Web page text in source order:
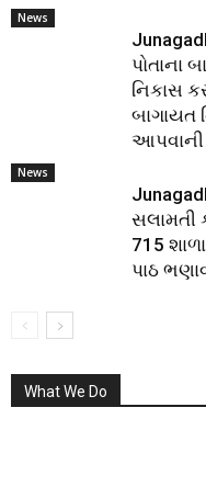
News
પોતાના
નિકાસ
બાગાયત
News
સલામતી
715
પાઠ
What We Do